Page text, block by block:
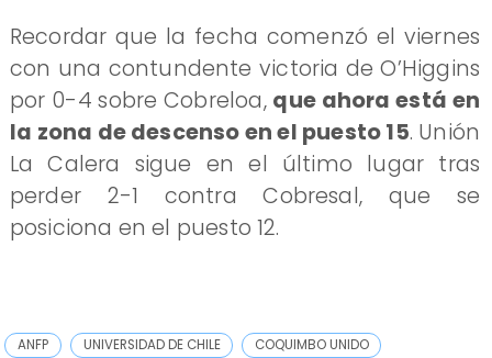
Recordar que la fecha comenzó el viernes
con una contundente victoria de O’Higgins
por 0-4 sobre Cobreloa, que ahora está en
la zona de descenso en el puesto 15. Unión
La Calera sigue en el último lugar tras
perder 2-1 contra Cobresal, que se
posiciona en el puesto 12.
ANFP UNIVERSIDAD DE CHILE COQUIMBO UNIDO